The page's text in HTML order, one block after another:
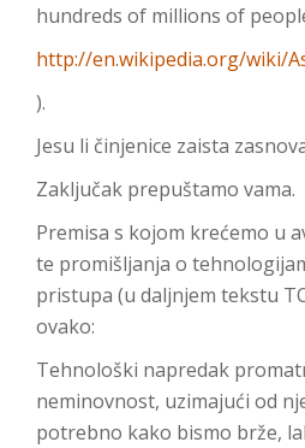
hundreds of millions of
http://en.wikipedia.org/wiki/
).
Jesu li činjenice zaista
Zaključak prepuštamo vama.
Premisa s kojom krećemo u
te promišljanja o
pristupa (u daljnjem tekstu
ovako:
Tehnološki napredak
neminovnost, uzimajući od
potrebno kako bismo brže,